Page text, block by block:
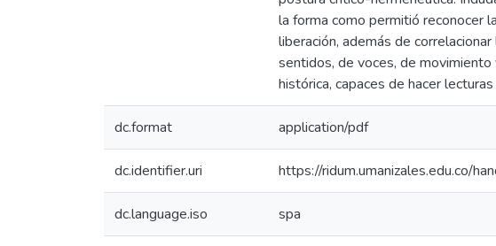
la forma como permitió reconocer
liberación, además de
sentidos, de voces, de movimiento
histórica, capaces de hacer
dc.format application/pdf
dc.identifier.uri https://ridum.umanizales.edu.co/
dc.language.iso spa